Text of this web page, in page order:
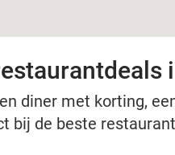
diner met korting,
bij de beste